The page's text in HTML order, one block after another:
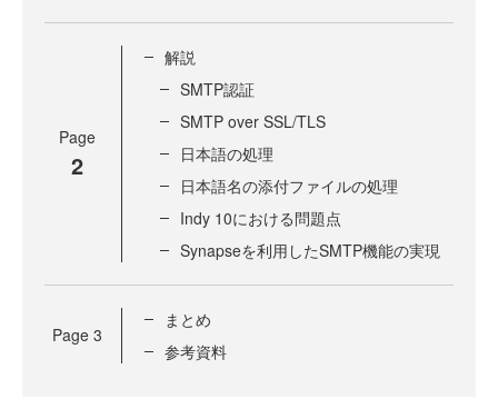
Page
2
解説
SMTP認証
SMTP over SSL/TLS
日本語の処理
日本語名の添付ファイルの処理
Indy 10における問題点
Synapseを利用したSMTP機能の実現
Page 3
まとめ
参考資料